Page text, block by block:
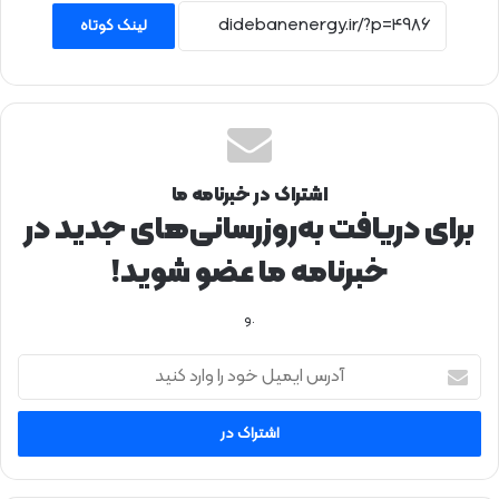
لینک کوتاه
اشتراک در خبرنامه ما
برای دریافت به‌روزرسانی‌های جدید در
خبرنامه ما عضو شوید!
.و
آ
ر
ا
ی